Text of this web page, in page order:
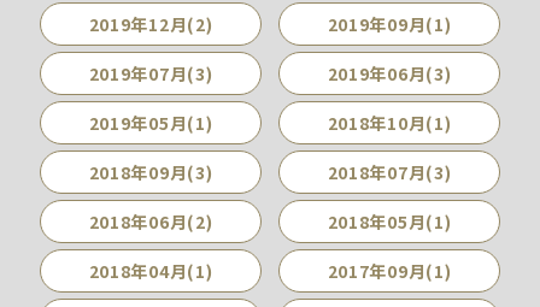
2019年12月(2) 2019年09月(1)
2019年07月(3) 2019年06月(3)
2019年05月(1) 2018年10月(1)
2018年09月(3) 2018年07月(3)
2018年06月(2) 2018年05月(1)
2018年04月(1) 2017年09月(1)